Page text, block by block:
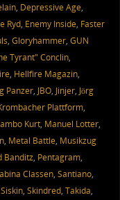
, Depressive Age,
Ryd, Enemy Inside, Faster
, Gloryhammer, GUN
Tyrant" Conclin,
, Hellfire Magazin,
Panzer, JBO, Jinjer, Jörg
Plattform,
Kurt, Manuel Lotter,
, Metal Battle, Musikzug
Banditz, Pentagram,
Classen, Santiano,
, Skindred, Takida,